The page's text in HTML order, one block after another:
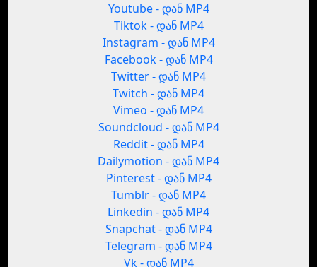
Youtube - დან MP4
Tiktok - დან MP4
Instagram - დან MP4
Facebook - დან MP4
Twitter - დან MP4
Twitch - დან MP4
Vimeo - დან MP4
Soundcloud - დან MP4
Reddit - დან MP4
Dailymotion - დან MP4
Pinterest - დან MP4
Tumblr - დან MP4
Linkedin - დან MP4
Snapchat - დან MP4
Telegram - დან MP4
Vk - დან MP4